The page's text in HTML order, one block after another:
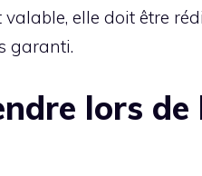
elle doit être
garanti.
lors